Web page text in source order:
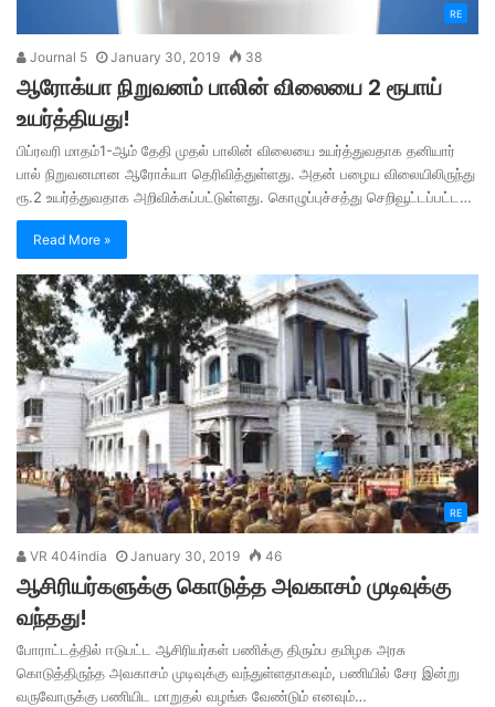
RE
Journal 5 January 30, 2019 38
ஆரோக்யா நிறுவனம் பாலின் விலையை 2 ரூபாய்
உயர்த்தியது!
பிப்ரவரி மாதம்1-ஆம் தேதி முதல் பாலின் விலையை உயர்த்துவதாக தனியார்
பால் நிறுவனமான ஆரோக்யா தெரிவித்துள்ளது. அதன் பழைய விலையிலிருந்து
ரூ.2 உயர்த்துவதாக அறிவிக்கப்பட்டுள்ளது. கொழுப்புச்சத்து செறிவூட்டப்பட்ட…
Read More »
RE
VR 404india January 30, 2019 46
ஆசிரியர்களுக்கு கொடுத்த அவகாசம் முடிவுக்கு
வந்தது!
போராட்டத்தில் ஈடுபட்ட ஆசிரியர்கள் பணிக்கு திரும்ப தமிழக அரசு
கொடுத்திருந்த அவகாசம் முடிவுக்கு வந்துள்ளதாகவும், பணியில் சேர இன்று
வருவோருக்கு பணியிட மாறுதல் வழங்க வேண்டும் எனவும்…